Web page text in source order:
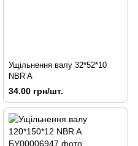
Ущільнення валу 32*52*10
NBR A
34.00 грн/шт.